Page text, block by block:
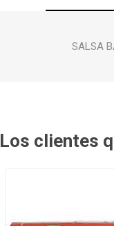
SALSA
Los clientes